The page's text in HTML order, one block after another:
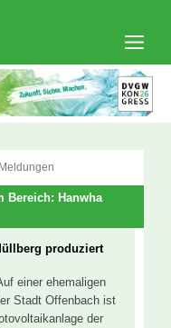
Bereich: Hanwha
produziert
einer ehemaligen
Stadt Offenbach ist
der